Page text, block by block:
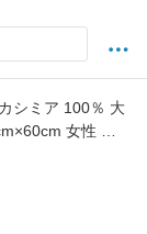
シミア 100％ 大
女性 寒
カシミアスト
マフラー ブラ
結婚式 b0014a